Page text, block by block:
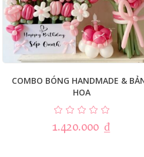
COMBO BÓNG HANDMADE &
HOA
1.420.000 ₫